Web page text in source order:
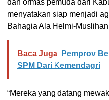
dan ormas pemuda dari
menyatakan siap menjadi
Bahagia Ala Helmi-Muslihan.
Baca Juga
Pemprov
SPM Dari Kemendagri
“Mereka yang datang